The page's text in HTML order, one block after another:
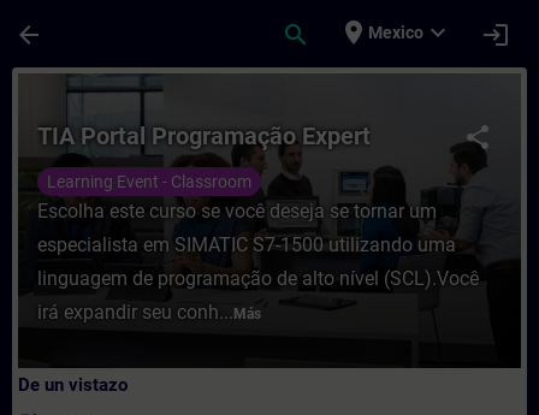
arrow_back search place Mexico expand_more login
Curso - TIA Portal Programação Expert
share
TIA Portal Programação Expert
Learning Event - Classroom
Escolha este curso se você deseja se tornar um
especialista em SIMATIC S7-1500 utilizando uma
linguagem de programação de alto nível (SCL).Você
irá expandir seu conh... Más
De un vistazo